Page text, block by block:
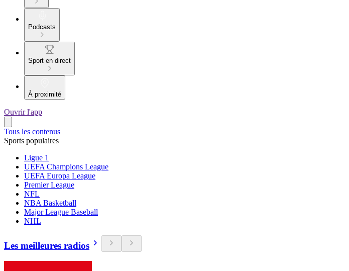
Podcasts
Sport en direct
À proximité
Ouvrir l'app
Tous les contenus
Sports populaires
Ligue 1
UEFA Champions League
UEFA Europa League
Premier League
NFL
NBA Basketball
Major League Baseball
NHL
Les meilleures radios